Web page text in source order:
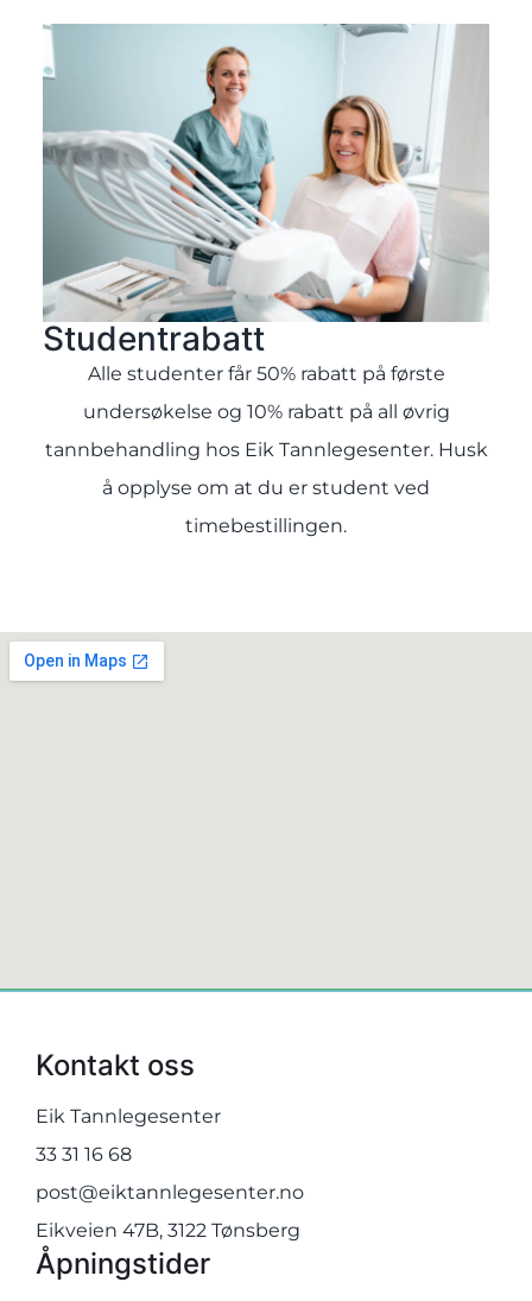
Studentrabatt
Alle studenter får 50% rabatt på første
undersøkelse og 10% rabatt på all øvrig
tannbehandling hos Eik Tannlegesenter. Husk
å opplyse om at du er student ved
timebestillingen.
Kontakt oss
Eik Tannlegesenter
33 31 16 68
post@eiktannlegesenter.no
Eikveien 47B, 3122 Tønsberg
Åpningstider